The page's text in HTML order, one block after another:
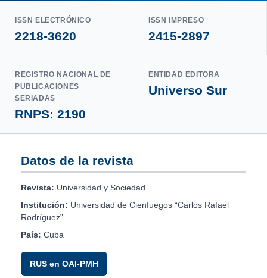
ISSN ELECTRÓNICO
2218-3620
ISSN IMPRESO
2415-2897
REGISTRO NACIONAL DE
PUBLICACIONES
SERIADAS
RNPS: 2190
ENTIDAD EDITORA
Universo Sur
Datos de la revista
Revista: Universidad y Sociedad
Institución: Universidad de Cienfuegos “Carlos Rafael
Rodríguez”
País: Cuba
RUS en OAI-PMH